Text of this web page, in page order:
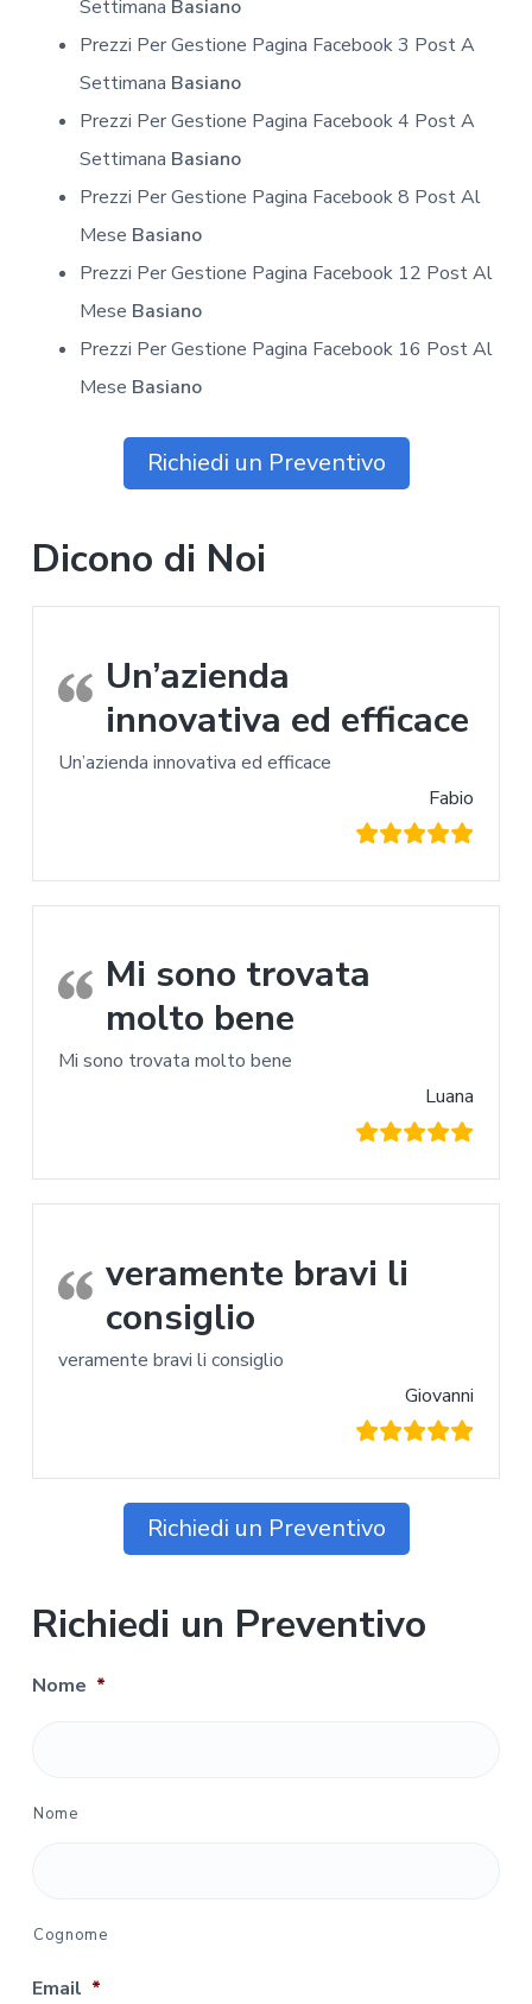
Settimana Basiano
Prezzi Per Gestione Pagina Facebook 3 Post A
Settimana Basiano
Prezzi Per Gestione Pagina Facebook 4 Post A
Settimana Basiano
Prezzi Per Gestione Pagina Facebook 8 Post Al
Mese Basiano
Prezzi Per Gestione Pagina Facebook 12 Post Al
Mese Basiano
Prezzi Per Gestione Pagina Facebook 16 Post Al
Mese Basiano
Richiedi un Preventivo
Dicono di Noi
Un’azienda
innovativa ed efficace
Un’azienda innovativa ed efficace
Fabio
Mi sono trovata
molto bene
Mi sono trovata molto bene
Luana
veramente bravi li
consiglio
veramente bravi li consiglio
Giovanni
Richiedi un Preventivo
Richiedi un Preventivo
Nome *
Nome
Cognome
Email *